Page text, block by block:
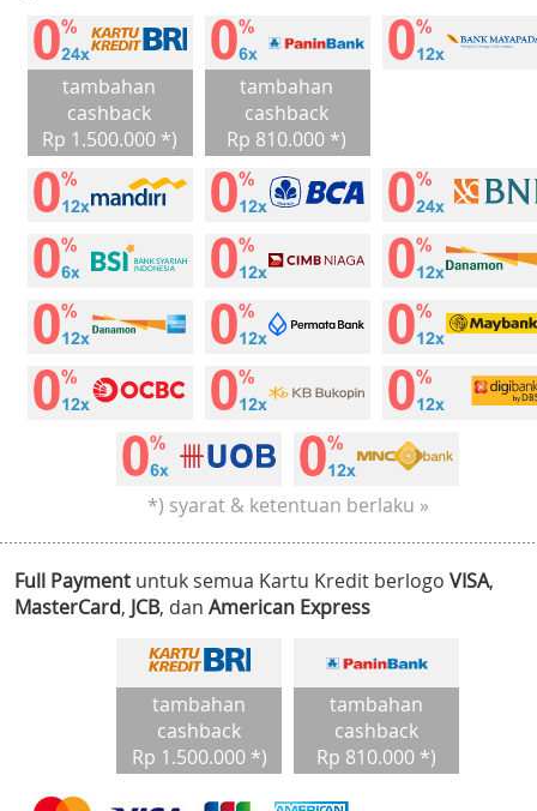
tambahan
cashback
Rp 1.500.000 *)
tambahan
cashback
Rp 810.000 *)
*) syarat & ketentuan berlaku »
Full Payment untuk semua Kartu Kredit berlogo VISA,
MasterCard, JCB, dan American Express
tambahan
cashback
Rp 1.500.000 *)
tambahan
cashback
Rp 810.000 *)